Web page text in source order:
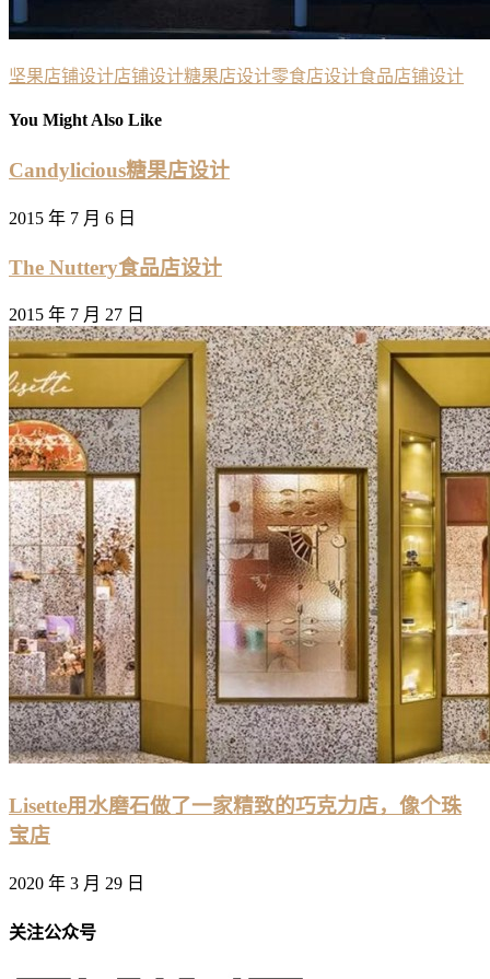
坚果店铺设计店铺设计糖果店设计零食店设计食品店铺设计
You Might Also Like
Candylicious糖果店设计
2015 年 7 月 6 日
The Nuttery食品店设计
2015 年 7 月 27 日
Lisette用水磨石做了一家精致的巧克力店，像个珠
宝店
2020 年 3 月 29 日
关注公众号